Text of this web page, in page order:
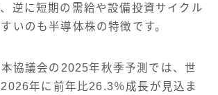
逆に短期の需給や設備投資サイクル
いのも半導体株の特徴です。
協議会の2025年秋季予測では、世
年に前年比26.3％成長が見込ま